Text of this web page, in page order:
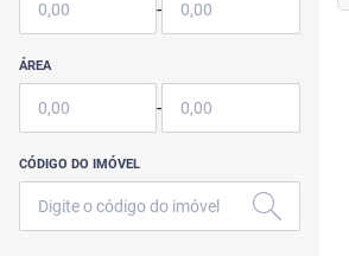
-
ÁREA
-
CÓDIGO DO IMÓVEL